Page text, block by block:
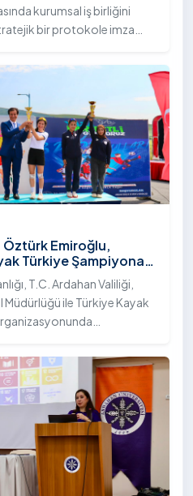
kurumsal iş birliğini
bir protokole imza
Emiroğlu,
Türkiye Şampiyonası
T.C. Ardahan Valiliği,
ile Türkiye Kayak
Şampiyonası, 30-31
Üniversitesi Yenisey